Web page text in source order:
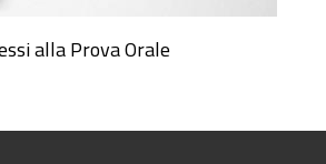
alla Prova Orale